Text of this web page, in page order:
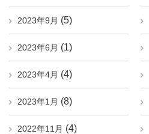
2023年9月 (5)
2023年6月 (1)
2023年4月 (4)
2023年1月 (8)
2022年11月 (4)